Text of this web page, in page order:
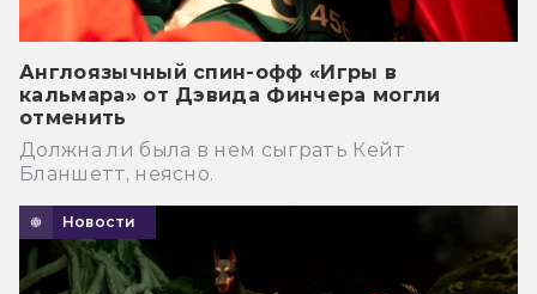
Англоязычный спин-офф «Игры в
кальмара» от Дэвида Финчера могли
отменить
Должна ли была в нем сыграть Кейт
Бланшетт, неясно.
Новости